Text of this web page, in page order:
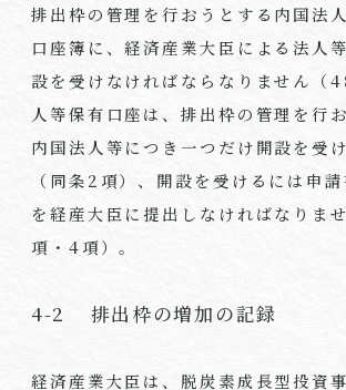
排出枠の管理を行おうとする内国法
口座簿に、経済産業大臣による法人
設を受けなければならなりません（
人等保有口座は、排出枠の管理を行
内国法人等につき一つだけ開設を受
（同条2項）、開設を受けるには申
を経産大臣に提出しなければなりま
項・4項）。
4-2 排出枠の増加の記録
経済産業大臣は、脱炭素成長型投資